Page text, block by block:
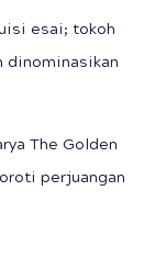
esai; tokoh
dinominasikan
The Golden
perjuangan